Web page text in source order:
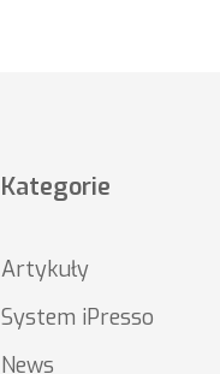
Kategorie
Artykuły
System iPresso
News